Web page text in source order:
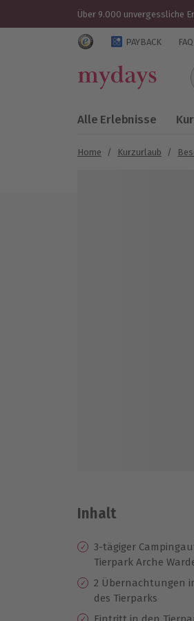
Über 9.000 unvergessliche
Trustedshops Bewertungen
PAYBACK FAQ
Alle Erlebnisse
Home / Kurzurlaub /
Inhalt
3-tägiger
Tierpark Arche
2 Übernachtungen
des Tierparks